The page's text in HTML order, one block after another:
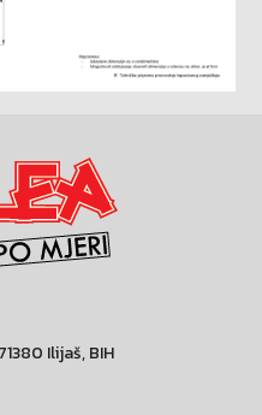
Ilijaš, BIH